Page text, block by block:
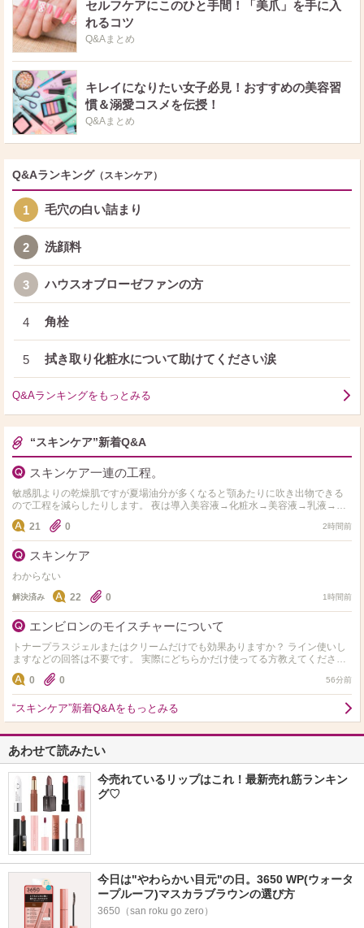
セルフケアにこのひと手間！「美爪」を手に入
れるコツ
Q&Aまとめ
キレイになりたい女子必見！おすすめの美容習
慣＆溺愛コスメを伝授！
Q&Aまとめ
Q&Aランキング （スキンケア）
1 毛穴の白い詰まり
2 洗顔料
3 ハウスオブローゼファンの方
4 角栓
5 拭き取り化粧水について助けてください涙
Q&Aランキングをもっとみる
“スキンケア”新着Q&A
スキンケア一連の工程。
敏感肌よりの乾燥肌ですが夏場油分が多くなると顎あたりに吹き出物できる
ので工程を減らしたりします。 夜は導入美容液→化粧水→美容液→乳液→顎
以外に保湿クリーム。 朝は導入美容液→化粧水→美容液→…
21 0 2時間前
スキンケア
わからない
解決済み 22 0 1時間前
エンビロンのモイスチャーについて
トナープラスジェルまたはクリームだけでも効果ありますか？ ライン使いし
ますなどの回答は不要です。 実際にどちらかだけ使ってる方教えてくださ
い。
0 0 56分前
“スキンケア”新着Q&Aをもっとみる
あわせて読みたい
今売れているリップはこれ！最新売れ筋ランキン
グ♡
今日は"やわらかい目元"の日。3650 WP(ウォータ
ープルーフ)マスカラブラウンの選び方
3650（san roku go zero）